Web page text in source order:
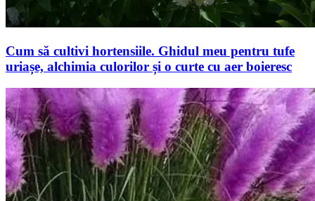
Cum să cultivi hortensiile. Ghidul meu pentru tufe
uriașe, alchimia culorilor și o curte cu aer boieresc